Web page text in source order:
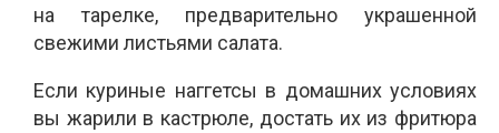
на тарелке, предварительно украшенной
свежими листьями салата.
Если куриные наггетсы в домашних условиях
вы жарили в кастрюле, достать их из фритюра